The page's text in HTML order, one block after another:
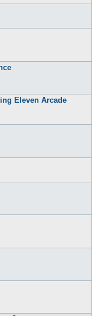
Eleven Arcade